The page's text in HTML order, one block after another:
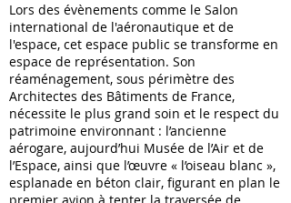
Lors des évènements comme le Salon
international de l'aéronautique et de
l'espace, cet espace public se transforme en
espace de représentation. Son
réaménagement, sous périmètre des
Architectes des Bâtiments de France,
nécessite le plus grand soin et le respect du
patrimoine environnant : l’ancienne
aérogare, aujourd’hui Musée de l’Air et de
l’Espace, ainsi que l’œuvre « l’oiseau blanc »,
esplanade en béton clair, figurant en plan le